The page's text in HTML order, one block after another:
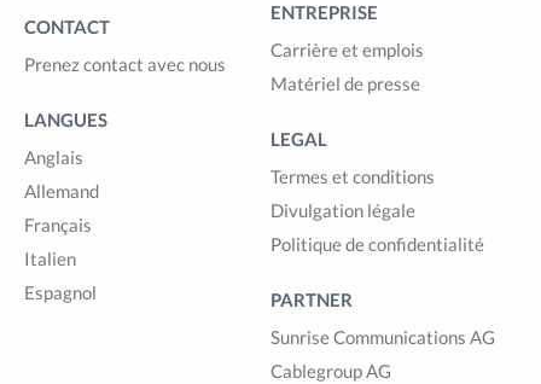
CONTACT
Prenez contact avec nous
LANGUES
Anglais
Allemand
Français
Italien
Espagnol
ENTREPRISE
Carrière et emplois
Matériel de presse
LEGAL
Termes et conditions
Divulgation légale
Politique de confidentialité
PARTNER
Sunrise Communications AG
Cablegroup AG